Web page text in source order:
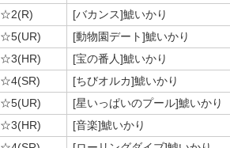
☆2(R)
[バカンス]鯱いかり
☆5(UR)
[動物園デート]鯱いかり
☆3(HR)
[宝の番人]鯱いかり
☆4(SR)
[ちびオルカ]鯱いかり
☆5(UR)
[星いっぱいのプール]鯱いかり
☆3(HR)
[音楽]鯱いかり